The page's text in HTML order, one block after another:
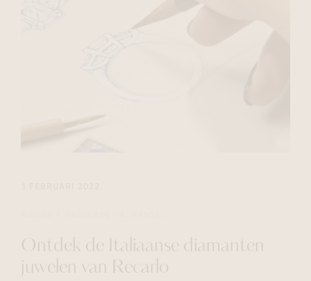
Ontdek de Italiaanse diamanten
juwelen van Recarlo